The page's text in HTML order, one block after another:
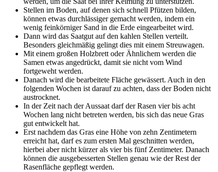
Stellen im Boden, auf denen sich schnell Pfützen bilden,
können etwas durchlässiger gemacht werden, indem ein
wenig feinkörniger Sand in die Erde eingearbeitet wird.
Dann wird das Saatgut auf den kahlen Stellen verteilt.
Besonders gleichmäßig gelingt dies mit einem Streuwagen.
Mit einem großen Holzbrett oder Ähnlichem werden die
Samen etwas angedrückt, damit sie nicht vom Wind
fortgeweht werden.
Danach wird die bearbeitete Fläche gewässert. Auch in den
folgenden Wochen ist darauf zu achten, dass der Boden nicht
austrocknet.
In der Zeit nach der Aussaat darf der Rasen vier bis acht
Wochen lang nicht betreten werden, bis sich das neue Gras
gut entwickelt hat.
Erst nachdem das Gras eine Höhe von zehn Zentimetern
erreicht hat, darf es zum ersten Mal geschnitten werden,
hierbei aber nicht kürzer als vier bis fünf Zentimeter. Danach
können die ausgebesserten Stellen genau wie der Rest der
Rasenfläche gepflegt werden.